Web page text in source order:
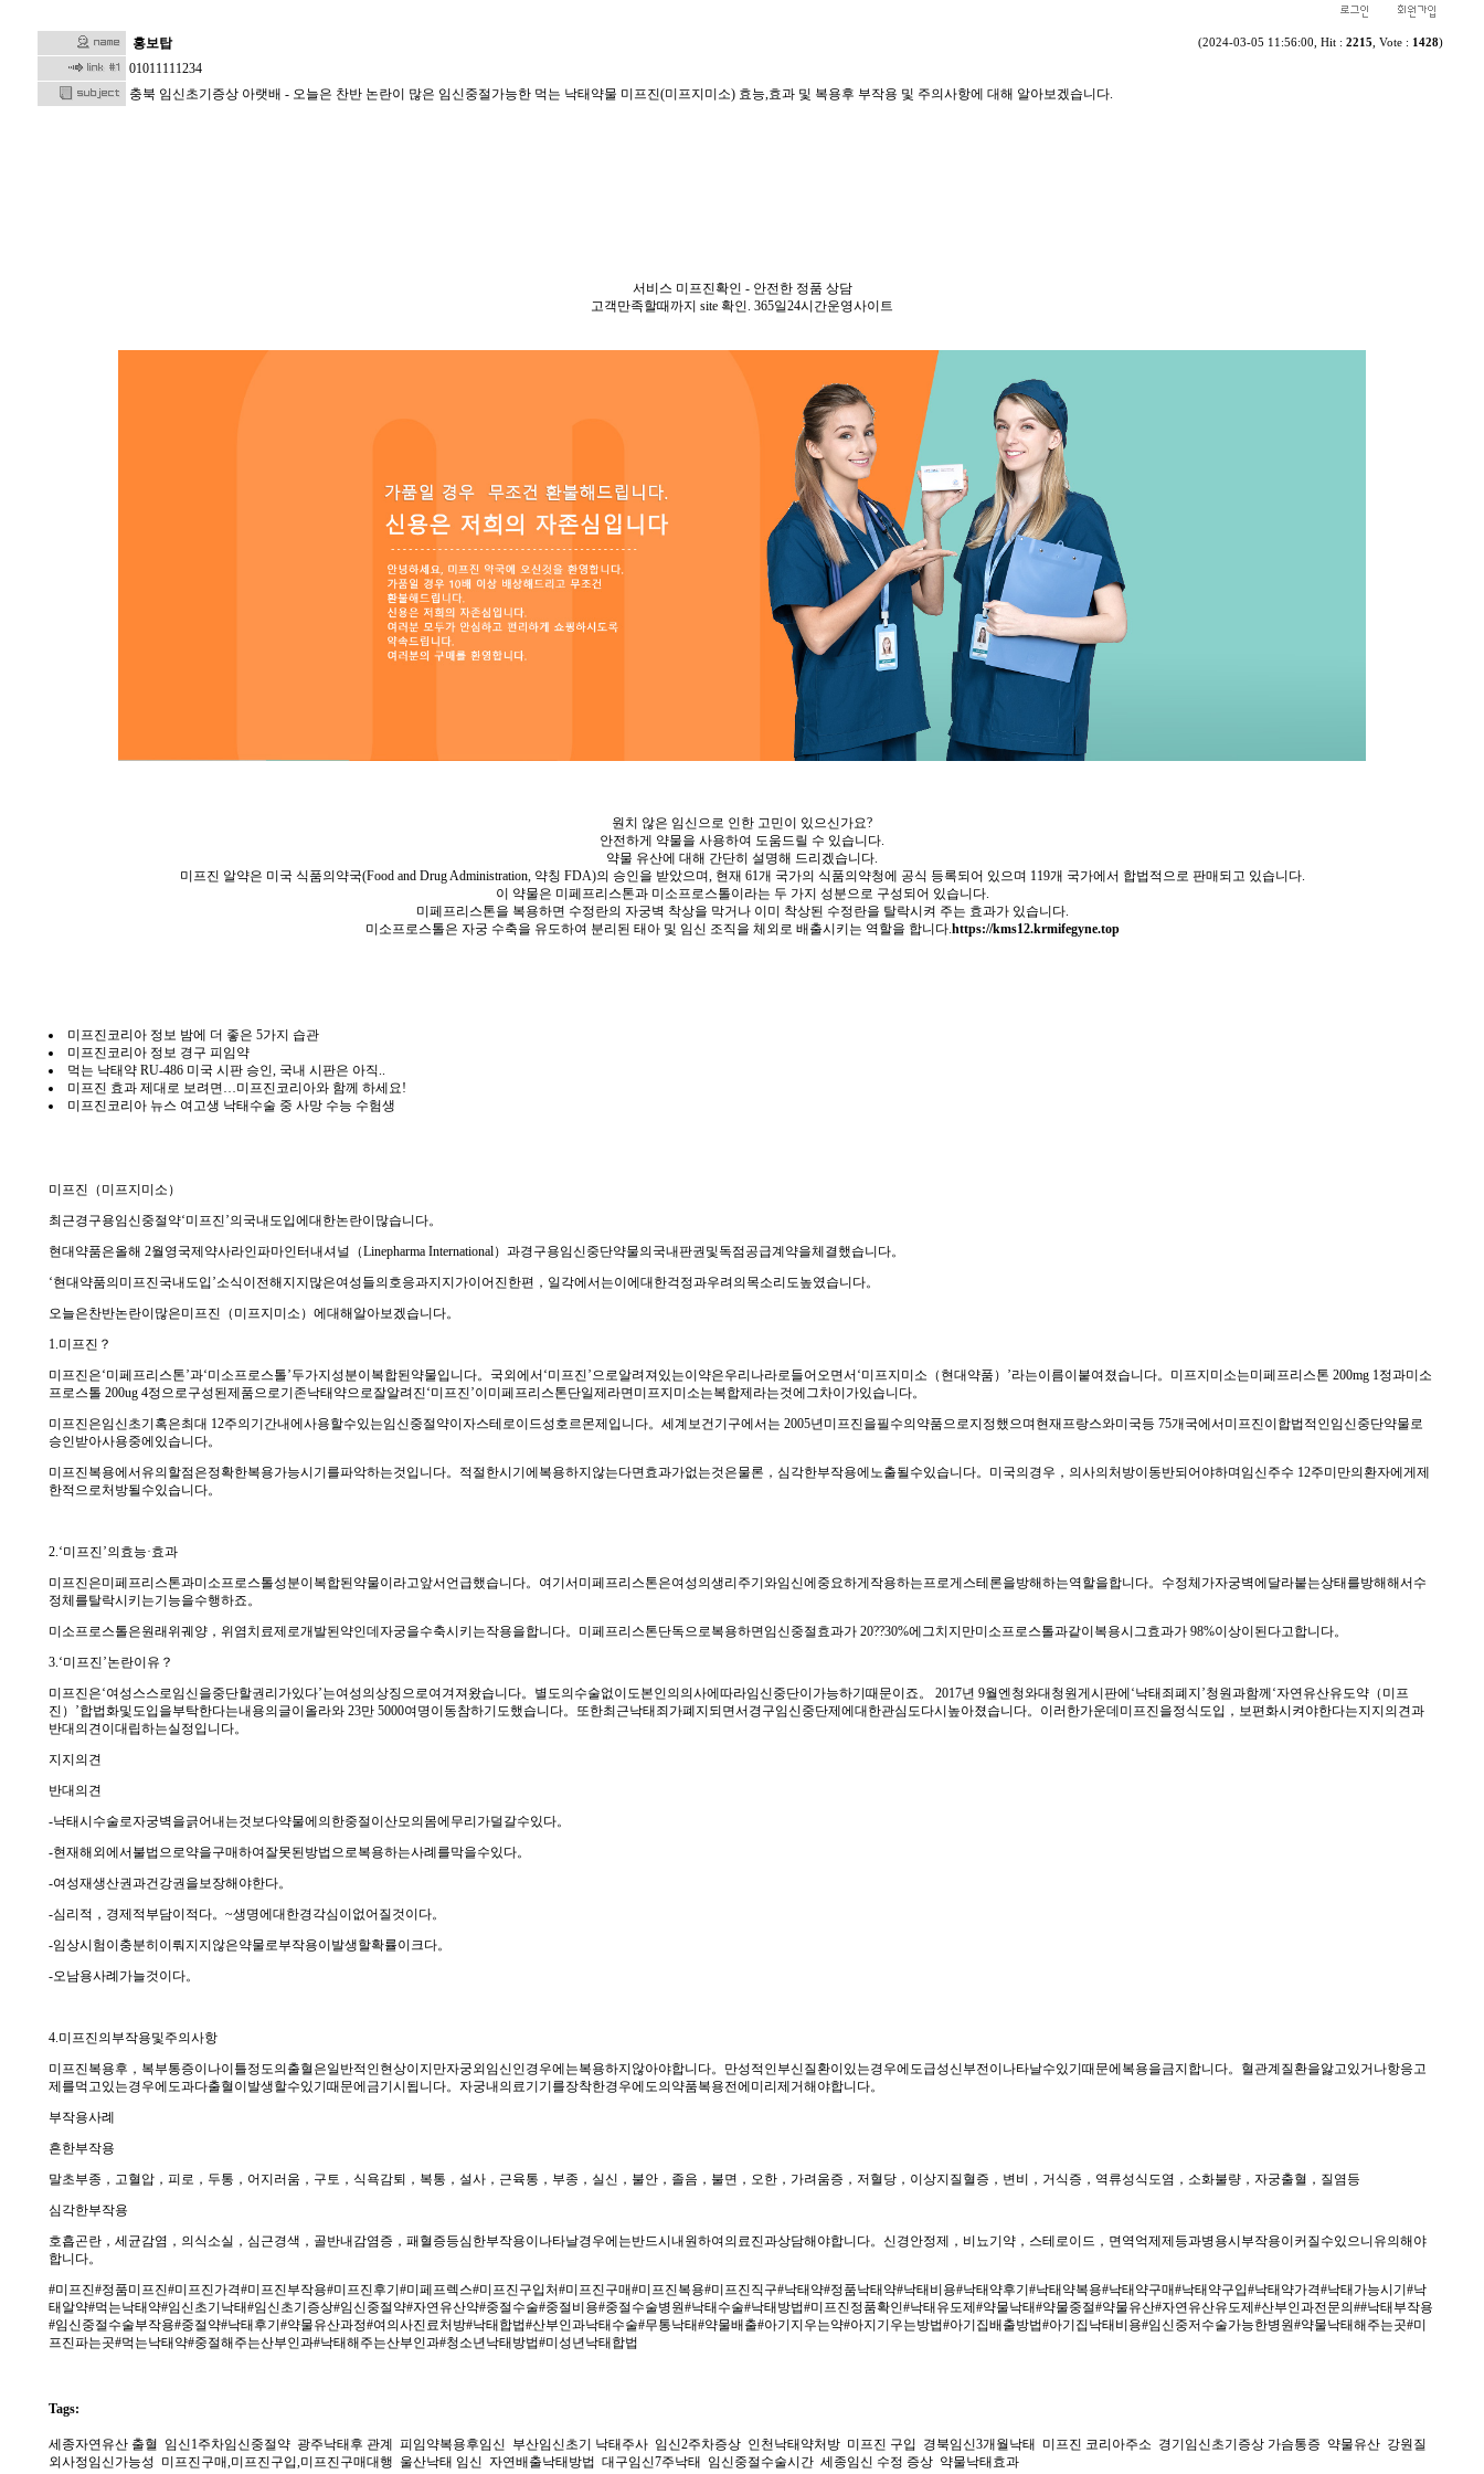
홍보탑 (2024-03-05 11:56:00, Hit : 2215 , Vote : 1428)
01011111234
충북 임신초기증상 아랫배 - 오늘은 찬반 논란이 많은 임신중절가능한 먹는 낙태약물 미프진(미프지미소) 효능,효과 및 복용후 부작용 및 주의사항에 대해 알아보겠습니다.
서비스 미프진확인 - 안전한 정품 상담
고객만족할때까지 site 확인. 365일24시간운영사이트
원치 않은 임신으로 인한 고민이 있으신가요?
안전하게 약물을 사용하여 도움드릴 수 있습니다.
약물 유산에 대해 간단히 설명해 드리겠습니다.
미프진 알약은 미국 식품의약국(Food and Drug Administration, 약칭 FDA)의 승인을 받았으며, 현재 61개 국가의 식품의약청에 공식 등록되어 있으며 119개 국가에서 합법적으로 판매되고 있습니다.
이 약물은 미페프리스톤과 미소프로스톨이라는 두 가지 성분으로 구성되어 있습니다.
미페프리스톤을 복용하면 수정란의 자궁벽 착상을 막거나 이미 착상된 수정란을 탈락시켜 주는 효과가 있습니다.
미소프로스톨은 자궁 수축을 유도하여 분리된 태아 및 임신 조직을 체외로 배출시키는 역할을 합니다.https://kms12.krmifegyne.top
미프진코리아 정보 밤에 더 좋은 5가지 습관
미프진코리아 정보 경구 피임약
먹는 낙태약 RU-486 미국 시판 승인, 국내 시판은 아직..
미프진 효과 제대로 보려면…미프진코리아와 함께 하세요!
미프진코리아 뉴스 여고생 낙태수술 중 사망 수능 수험생
미프진（미프지미소）
최근경구용임신중절약‘미프진’의국내도입에대한논란이많습니다。
현대약품은올해 2월영국제약사라인파마인터내셔널（Linepharma International）과경구용임신중단약물의국내판권및독점공급계약을체결했습니다。
‘현대약품의미프진국내도입’소식이전해지지많은여성들의호응과지지가이어진한편，일각에서는이에대한걱정과우려의목소리도높였습니다。
오늘은찬반논란이많은미프진（미프지미소）에대해알아보겠습니다。
1.미프진？
미프진은‘미페프리스톤’과‘미소프로스톨’두가지성분이복합된약물입니다。국외에서‘미프진’으로알려져있는이약은우리나라로들어오면서‘미프지미소（현대약품）’라는이름이붙여졌습니다。미프지미소는미페프리스톤 200mg 1정과미소
프로스톨 200ug 4정으로구성된제품으로기존낙태약으로잘알려진‘미프진’이미페프리스톤단일제라면미프지미소는복합제라는것에그차이가있습니다。
미프진은임신초기혹은최대 12주의기간내에사용할수있는임신중절약이자스테로이드성호르몬제입니다。세계보건기구에서는 2005년미프진을필수의약품으로지정했으며현재프랑스와미국등 75개국에서미프진이합법적인임신중단약물로
승인받아사용중에있습니다。
미프진복용에서유의할점은정확한복용가능시기를파악하는것입니다。적절한시기에복용하지않는다면효과가없는것은물론，심각한부작용에노출될수있습니다。미국의경우，의사의처방이동반되어야하며임신주수 12주미만의환자에게제
한적으로처방될수있습니다。
2.‘미프진’의효능·효과
미프진은미페프리스톤과미소프로스톨성분이복합된약물이라고앞서언급했습니다。여기서미페프리스톤은여성의생리주기와임신에중요하게작용하는프로게스테론을방해하는역할을합니다。수정체가자궁벽에달라붙는상태를방해해서수
정체를탈락시키는기능을수행하죠。
미소프로스톨은원래위궤양，위염치료제로개발된약인데자궁을수축시키는작용을합니다。미페프리스톤단독으로복용하면임신중절효과가 20??30%에그치지만미소프로스톨과같이복용시그효과가 98%이상이된다고합니다。
3.‘미프진’논란이유？
미프진은‘여성스스로임신을중단할권리가있다’는여성의상징으로여겨져왔습니다。별도의수술없이도본인의의사에따라임신중단이가능하기때문이죠。 2017년 9월엔청와대청원게시판에‘낙태죄폐지’청원과함께‘자연유산유도약（미프
진）’합법화및도입을부탁한다는내용의글이올라와 23만 5000여명이동참하기도했습니다。또한최근낙태죄가폐지되면서경구임신중단제에대한관심도다시높아졌습니다。이러한가운데미프진을정식도입，보편화시켜야한다는지지의견과
반대의견이대립하는실정입니다。
지지의견
반대의견
-낙태시수술로자궁벽을긁어내는것보다약물에의한중절이산모의몸에무리가덜갈수있다。
-현재해외에서불법으로약을구매하여잘못된방법으로복용하는사례를막을수있다。
-여성재생산권과건강권을보장해야한다。
-심리적，경제적부담이적다。~생명에대한경각심이없어질것이다。
-임상시험이충분히이뤄지지않은약물로부작용이발생할확률이크다。
-오남용사례가늘것이다。
4.미프진의부작용및주의사항
미프진복용후，복부통증이나이틀정도의출혈은일반적인현상이지만자궁외임신인경우에는복용하지않아야합니다。만성적인부신질환이있는경우에도급성신부전이나타날수있기때문에복용을금지합니다。혈관계질환을앓고있거나항응고
제를먹고있는경우에도과다출혈이발생할수있기때문에금기시됩니다。자궁내의료기기를장착한경우에도의약품복용전에미리제거해야합니다。
부작용사례
흔한부작용
말초부종，고혈압，피로，두통，어지러움，구토，식욕감퇴，복통，설사，근육통，부종，실신，불안，졸음，불면，오한，가려움증，저혈당，이상지질혈증，변비，거식증，역류성식도염，소화불량，자궁출혈，질염등
심각한부작용
호흡곤란，세균감염，의식소실，심근경색，골반내감염증，패혈증등심한부작용이나타날경우에는반드시내원하여의료진과상담해야합니다。신경안정제，비뇨기약，스테로이드，면역억제제등과병용시부작용이커질수있으니유의해야
합니다。
#미프진#정품미프진#미프진가격#미프진부작용#미프진후기#미페프렉스#미프진구입처#미프진구매#미프진복용#미프진직구#낙태약#정품낙태약#낙태비용#낙태약후기#낙태약복용#낙태약구매#낙태약구입#낙태약가격#낙태가능시기#낙
태알약#먹는낙태약#임신초기낙태#임신초기증상#임신중절약#자연유산약#중절수술#중절비용#중절수술병원#낙태수술#낙태방법#미프진정품확인#낙태유도제#약물낙태#약물중절#약물유산#자연유산유도제#산부인과전문의##낙태부작용
#임신중절수술부작용#중절약#낙태후기#약물유산과정#여의사진료처방#낙태합법#산부인과낙태수술#무통낙태#약물배출#아기지우는약#아지기우는방법#아기집배출방법#아기집낙태비용#임신중저수술가능한병원#약물낙태해주는곳#미
프진파는곳#먹는낙태약#중절해주는산부인과#낙태해주는산부인과#청소년낙태방법#미성년낙태합법
Tags:
세종자연유산 출혈 임신1주차임신중절약 광주낙태후 관계 피임약복용후임신 부산임신초기 낙태주사 임신2주차증상 인천낙태약처방 미­프진 구입 경북임신3개월낙태 미프진 코리아주소 경기임신초기증상 가슴통증 약물유산 강원질
외사정임신가능성 미프진구매,미프진구입,미프진구매대행 울산낙태 임신 자연배출낙태방법 대구임신7주낙태 임신중절수술시간 세종임신 수정 증상 약물낙태효과